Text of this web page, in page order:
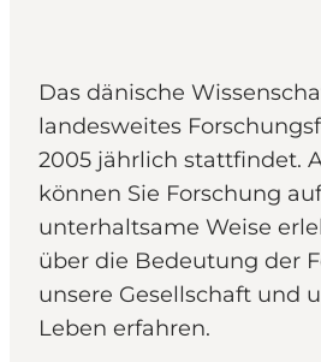
Transport
Das dänische
landesweites
2005 jährlich stattfindet.
können Sie Forschung
unterhaltsame Weise
über die Bedeutung der
unsere Gesellschaft und
Leben erfahren.